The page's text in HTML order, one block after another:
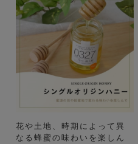
花や土地、時期によって異
なる蜂蜜の味わいを楽しん